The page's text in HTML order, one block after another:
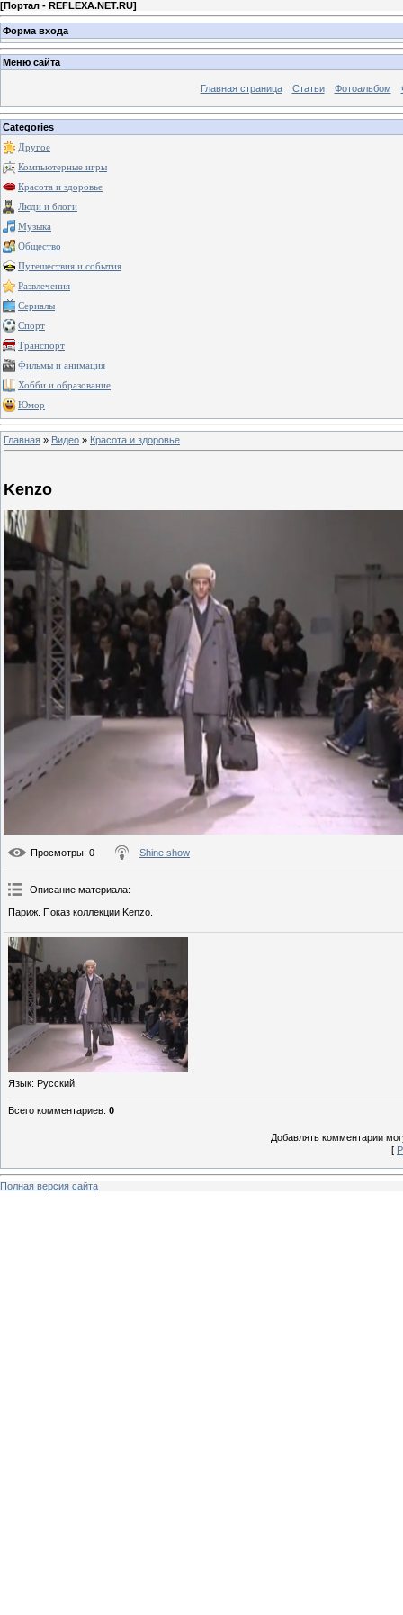
[Портал - REFLEXA.NET.RU]
Форма входа
Меню сайта
Главная страница Статьи Фотоальбом
Categories
Другое
Компьютерные игры
Красота и здоровье
Люди и блоги
Музыка
Общество
Путешествия и события
Развлечения
Сериалы
Спорт
Транспорт
Фильмы и анимация
Хобби и образование
Юмор
Главная » Видео » Красота и здоровье
Kenzo
Просмотры: 0 Shine show
Описание материала:
Париж. Показ коллекции Kenzo.
Язык: Русский
Всего комментариев: 0
Добавлять комментарии
[
Полная версия сайта